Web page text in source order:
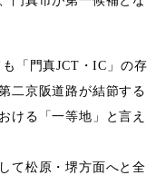
「門真JCT ・IC 」の存
二京阪道路が結節する
ける「一等地」と言え
て松原・堺方面へと全